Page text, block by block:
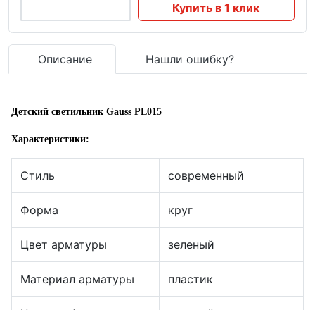
Купить в 1 клик
Описание Нашли ошибку?
Детский светильник Gauss PL015
Характеристики:
Стиль современный
Форма круг
Цвет арматуры зеленый
Материал арматуры пластик